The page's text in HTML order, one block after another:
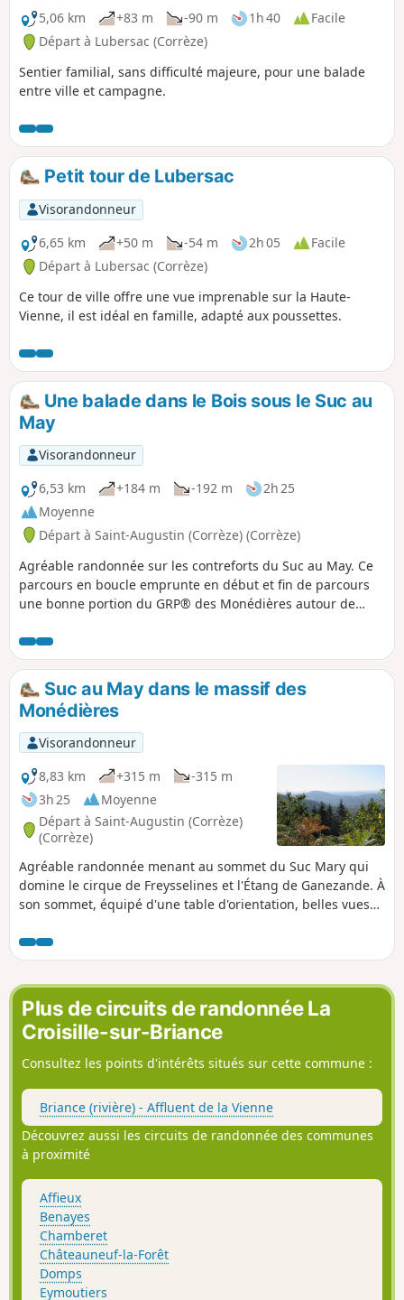
5,06 km +83 m -90 m 1h 40
Facile
Départ à Lubersac (Corrèze)
Sentier familial, sans difficulté majeure, pour une balade
entre ville et campagne.
Petit tour de Lubersac
Visorandonneur
6,65 km
+50 m -54 m 2h 05
Facile
Départ à Lubersac (Corrèze)
Ce tour de ville offre une vue imprenable sur la Haute-
Vienne, il est idéal en famille, adapté aux poussettes.
Une balade dans le Bois sous le Suc au
May
Visorandonneur
6,53 km
+184 m -192 m
2h 25
Moyenne
Départ à Saint-Augustin (Corrèze) (Corrèze)
Agréable randonnée sur les contreforts du Suc au May. Ce
parcours en boucle emprunte en début et fin de parcours
une bonne portion du GRP® des Monédières autour de
Suc au May dans le massif des
Monédières
Visorandonneur
8,83 km
+315 m
-315 m
3h 25
Moyenne
Départ à Saint-Augustin (Corrèze)
(Corrèze)
Agréable randonnée menant au sommet du Suc Mary qui
domine le cirque de Freysselines et l'Étang de Ganezande. À
son sommet, équipé d'une table d'orientation, belles vues
Plus de circuits de randonnée La
Croisille-sur-Briance
Consultez les points d'intérêts situés sur cette commune :
Briance (rivière) - Affluent de la Vienne
Découvrez aussi les circuits de randonnée des communes
à proximité
Affieux
Benayes
Chamberet
Châteauneuf-la-Forêt
Domps
Eymoutiers